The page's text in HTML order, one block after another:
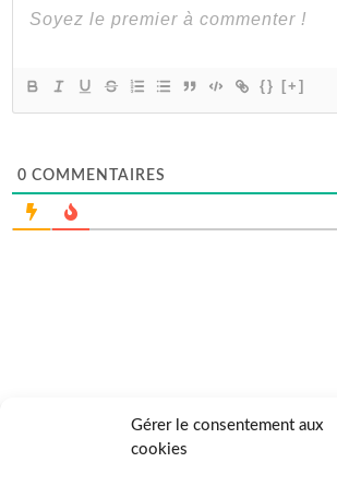
Gérer le consentement aux
cookies
{} [+]
0 COMMENTAIRES